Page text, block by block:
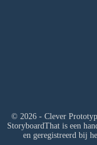
© 2026 - Clever
StoryboardThat is een
en geregistreerd bij